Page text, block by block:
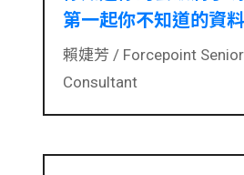
第一起你不知道的資
賴婕芳 / Forcepoint
Consultant